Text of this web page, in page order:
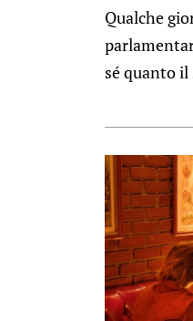
Qualche
sé quanto il